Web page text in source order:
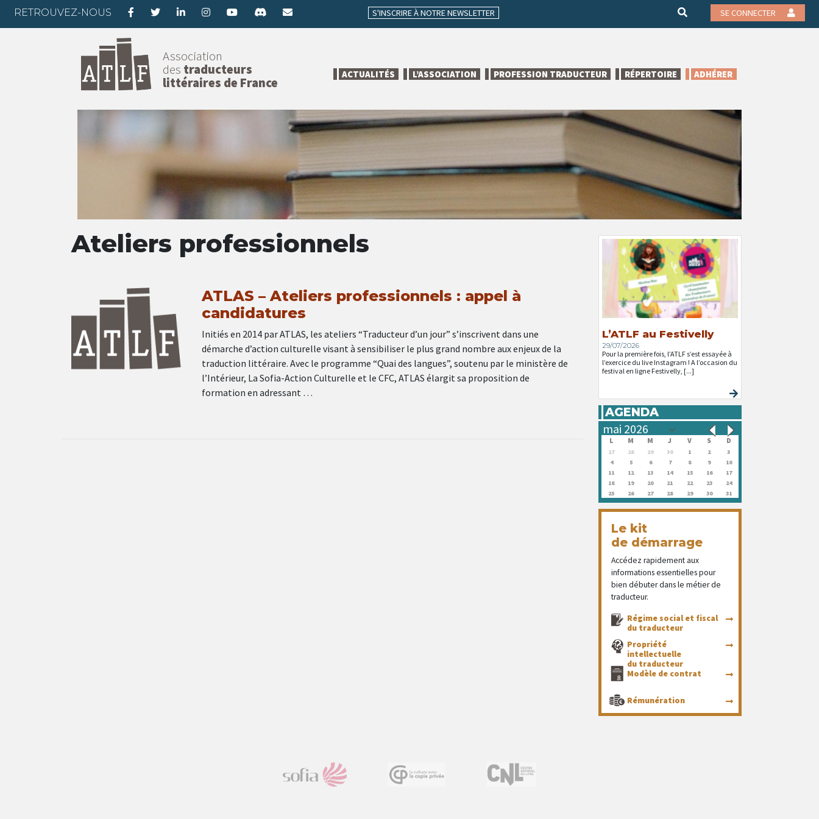
RETROUVEZ-NOUS S'INSCRIRE À NOTRE NEWSLETTER SE CONNECTER
Association
des traducteurs
littéraires de France
ACTUALITÉS L’ASSOCIATION PROFESSION TRADUCTEUR RÉPERTOIRE ADHÉRER
Ateliers professionnels
ATLAS – Ateliers professionnels : appel à
candidatures
Initiés en 2014 par ATLAS, les ateliers “Traducteur d’un jour” s’inscrivent dans une
démarche d’action culturelle visant à sensibiliser le plus grand nombre aux enjeux de la
traduction littéraire. Avec le programme “Quai des langues”, soutenu par le ministère de
l’Intérieur, La Sofia-Action Culturelle et le CFC, ATLAS élargit sa proposition de
formation en adressant …
L’ATLF au Festivelly
29/07/2026
Pour la première fois, l’ATLF s’est essayée à
l’exercice du live Instagram ! A l’occasion du
festival en ligne Festivelly, [...]
AGENDA
L M M J V S D
27 28 29 30 1 2
3
4
5 6 7 8 9
10
11
12 13 14 15 16
17
18
19 20 21 22 23
24
25
26 27 28 29 30 31
Le kit
de démarrage
Accédez rapidement aux
informations essentielles pour
bien débuter dans le métier de
traducteur.
Régime social et fiscal
du traducteur
Propriété
intellectuelle
du traducteur
Modèle de contrat
Rémunération